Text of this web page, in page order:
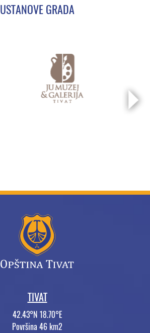
USTANOVE GRADA
TIVAT
42.43°N 18.70°E
Površina 46 km2